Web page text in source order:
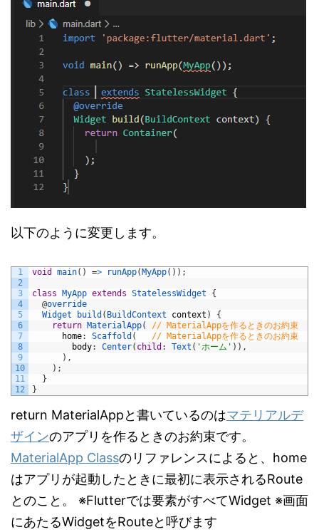
以下のように変更します。
1
2
3
4
5
6
7
8
9
10
11
12
void main( ) => runApp(MyApp( ) ) ;
class MyApp extends StatelessWidget
{
@override
Widget
build ( BuildContext context )
{
return MaterialApp(
// MaterialAppを作るときのお約束
home: Scaffold (
// MaterialAppを作るときのお約束
body: Center( child : Text ( 'ホーム' ) ) ,
) ,
) ;
}
}
return MaterialAppと書いているのはマテリアルデ
ザインのアプリを作るときのお約束です。
MaterialApp Classのリファレンスによると、home
はアプリが起動したときに最初に表示されるRoute
とのこと。 ※Flutterでは要素がすべてWidget ※画面
にあたるWidgetをRouteと呼びます